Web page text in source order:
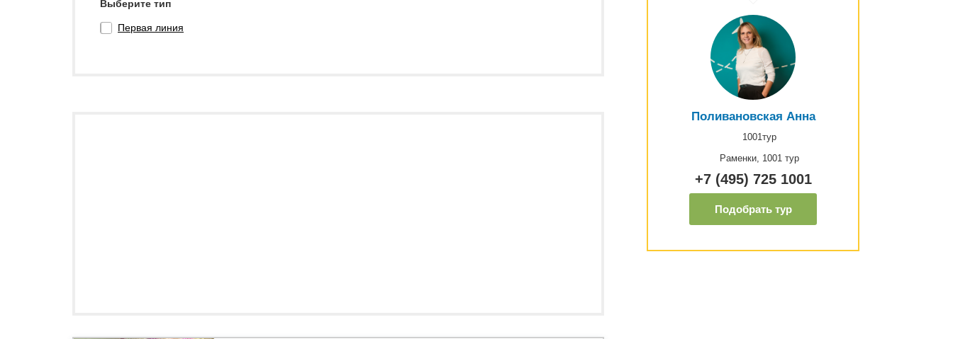
Выберите тип
Первая линия
Поливановская Анна
1001тур
Раменки, 1001 тур
+7 (495) 725 1001
Подобрать тур